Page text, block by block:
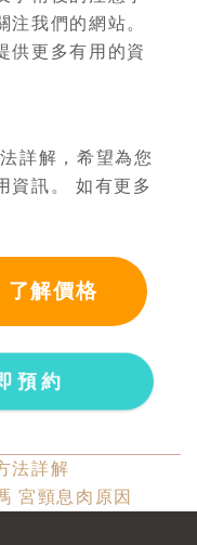
注我們的網站。
供更多有用的資
詳解，希望為您
資訊。 如有更多
了解價格
預約
法詳解
宮頸息肉原因